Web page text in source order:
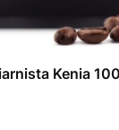
Kenia